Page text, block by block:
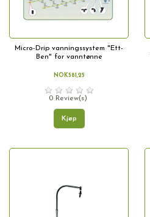
Micro-Drip vanningssystem "Ett-
Ben" for vanntønne
NOK581,25
0 Review(s)
Kjøp